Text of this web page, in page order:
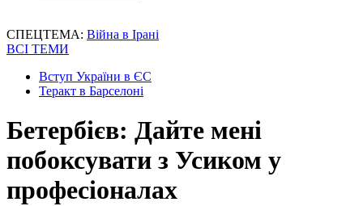
СПЕЦТЕМА: Війна в Ірані
ВСІ ТЕМИ
Вступ України в ЄС
Теракт в Барселоні
Бетербієв: Дайте мені
побоксувати з Усиком у
професіоналах